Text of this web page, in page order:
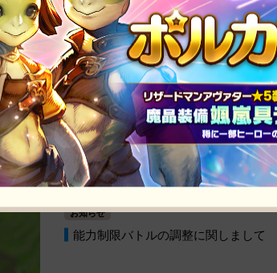
東西の頂点を決めるデュエルイベント
お知らせ
能力制限バトルの調整に関しまして